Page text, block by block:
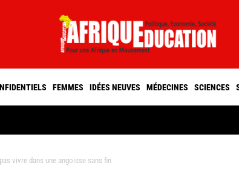
FEMMES IDÉES NEUVES MÉDECINES SCIENCES
pas vivre dans une angoisse sans fin